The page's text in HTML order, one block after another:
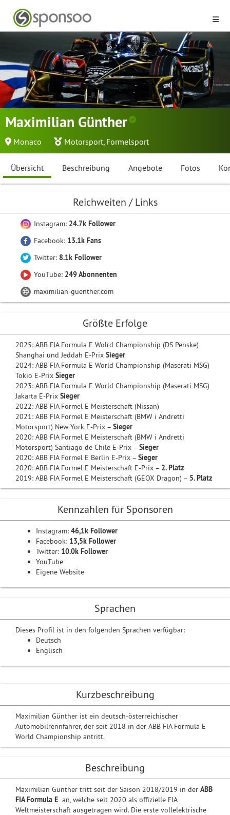
Maximilian Günther
Monaco Motorsport, Formelsport
Übersicht Beschreibung Angebote Fotos
Kurzbeschreibung
Maximilian Günther ist ein deutsch-österreichischer
Automobilrennfahrer, der seit 2018 in der ABB FIA Formula E
World Championship antritt.
Beschreibung
Maximilian Günther tritt seit der Saison 2018/2019 in der ABB
FIA Formula E an, welche seit 2020 als offizielle FIA
Weltmeisterschaft ausgetragen wird. Die erste vollelektrische
Reichweiten / Links
Instagram: 24.7k Follower
Facebook: 13.1k Fans
Twitter: 8.1k Follower
YouTube: 249 Abonnenten
maximilian-guenther.com
Größte Erfolge
2025: ABB FIA Formula E Wolrd Championship (DS Penske)
Shanghai und Jeddah E-Prix Sieger
2024: ABB FIA Formula E World Championship (Maserati MSG)
Tokio E-Prix Sieger
2023: ABB FIA Formula E World Championship (Maserati MSG)
Jakarta E-Prix Sieger
2022: ABB FIA Formel E Meisterschaft (Nissan)
2021: ABB FIA Formel E Meisterschaft (BMW i Andretti
Motorsport) New York E-Prix – Sieger
2020: ABB FIA Formel E Meisterschaft (BMW i Andretti
Motorsport) Santiago de Chile E-Prix – Sieger
2020: ABB FIA Formel E Berlin E-Prix – Sieger
2020: ABB FIA Formel E Meisterschaft E-Prix – 2. Platz
2019: ABB FIA Formel E Meisterschaft (GEOX Dragon) – 5. Platz
Kennzahlen für Sponsoren
Instagram: 46,1k Follower
Facebook: 13,5k Follower
Twitter: 10.0k Follower
YouTube
Eigene Website
Sprachen
Dieses Profil ist in den folgenden Sprachen verfügbar:
Deutsch
Englisch